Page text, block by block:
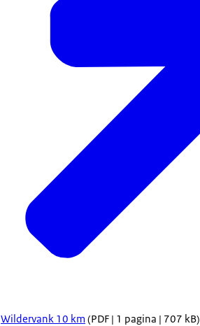
Wildervank 10 km (PDF | 1 pagina | 707 kB)